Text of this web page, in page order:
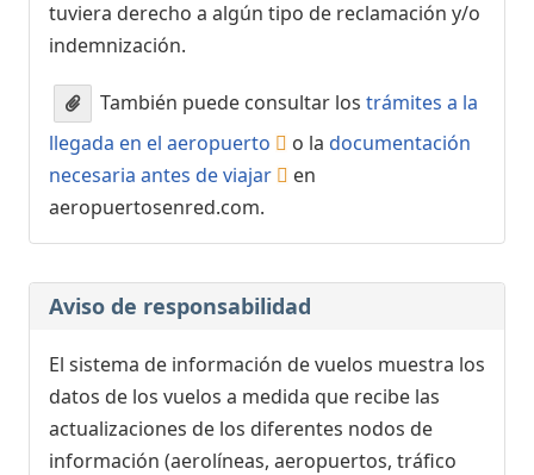
tuviera derecho a algún tipo de reclamación y/o
indemnización.
También puede consultar los trámites a la
llegada en el aeropuerto
o la documentación
necesaria antes de viajar
en
aeropuertosenred.com.
Aviso de responsabilidad
El sistema de información de vuelos muestra los
datos de los vuelos a medida que recibe las
actualizaciones de los diferentes nodos de
información (aerolíneas, aeropuertos, tráfico